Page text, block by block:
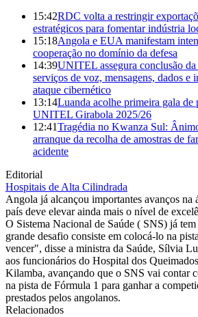
15:42RDC volta a restringir
estratégicos para fomentar indústria
15:18Angola e EUA manifestam
cooperação no domínio da defesa
14:39UNITEL assegura conclusão
serviços de voz, mensagens, dados e
ataque cibernético
13:14Luanda acolhe primeira gala de
UNITEL Girabola 2025/26
12:41Tragédia no Kwanza Sul:
arranque da recolha de amostras de
acidente
Editorial
Hospitais de Alta Cilindrada
Angola já alcançou importantes avanços na
país deve elevar ainda mais o nível de
O Sistema Nacional de Saúde ( SNS) já
grande desafio consiste em colocá-lo na
vencer", disse a ministra da Saúde, Sílvia
aos funcionários do Hospital dos
Kilamba, avançando que o SNS vai contar
na pista de Fórmula 1 para ganhar a
prestados pelos angolanos.
Relacionados